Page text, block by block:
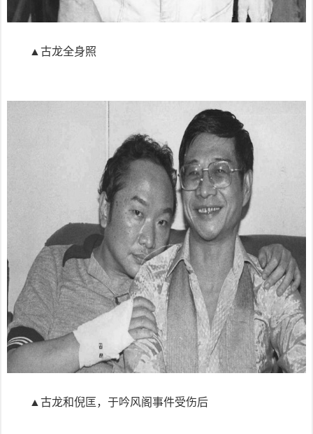
▲古龙全身照
▲古龙和倪匡，于吟风阁事件受伤后